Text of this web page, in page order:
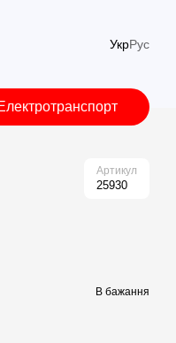
УкрРус
Артикул
25930
В бажання